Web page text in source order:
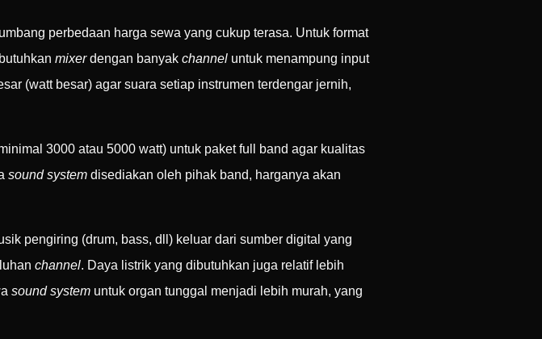
perbedaan harga sewa yang cukup terasa. Untuk format
mixerdengan banyak channel untuk menampung input
(watt besar) agar suara setiap instrumen terdengar jernih,
3000 atau 5000 watt) untuk paket full band agar kualitas
sound system disediakan oleh pihak band, harganya akan
pengiring (drum, bass, dll) keluar dari sumber digital yang
channel. Daya listrik yang dibutuhkan juga relatif lebih
sound system untuk organ tunggal menjadi lebih murah, yang